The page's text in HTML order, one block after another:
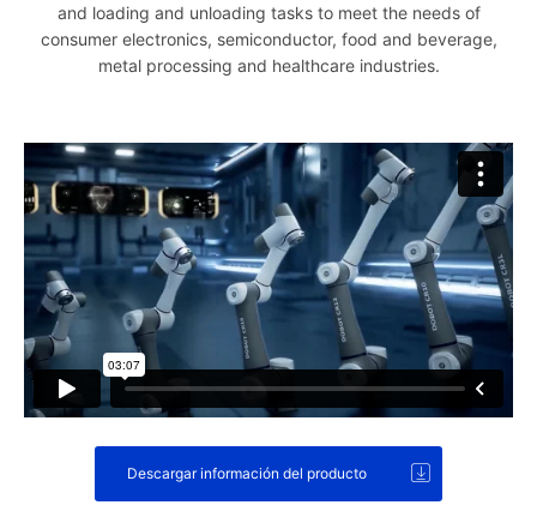
and loading and unloading tasks to meet the needs of
consumer electronics, semiconductor, food and beverage,
metal processing and healthcare industries.
Descargar información del producto